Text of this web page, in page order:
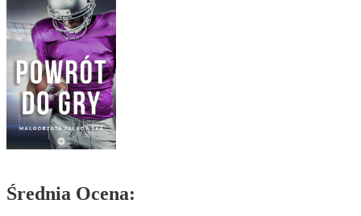
Średnia Ocena: